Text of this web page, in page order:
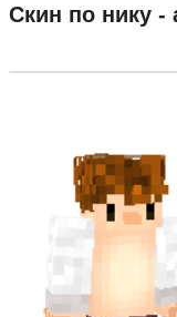
Скин по нику -